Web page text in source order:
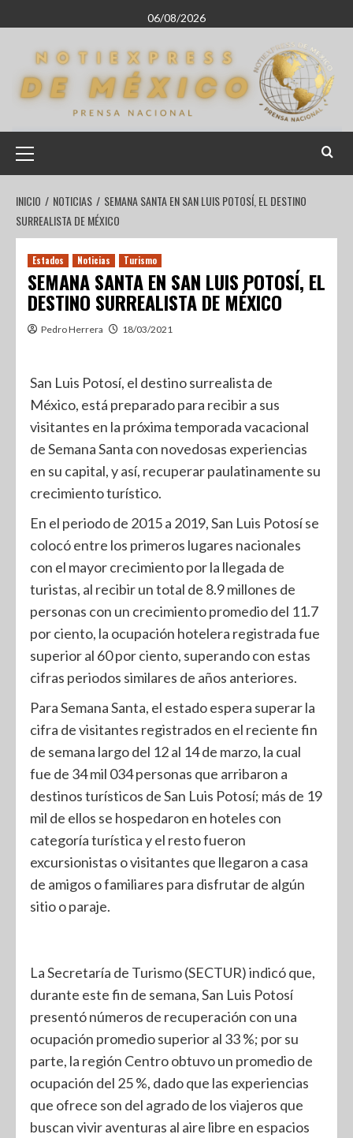
06/08/2026
INICIO NOTICIAS
SEMANA SANTA EN SAN LUIS POTOSÍ, EL DESTINO
SURREALISTA DE MÉXICO
Estados Noticias Turismo
SEMANA SANTA EN SAN LUIS POTOSÍ, EL
DESTINO SURREALISTA DE MÉXICO
Pedro Herrera 18/03/2021
San Luis Potosí, el destino surrealista de
México, está preparado para recibir a sus
visitantes en la próxima temporada vacacional
de Semana Santa con novedosas experiencias
en su capital, y así, recuperar paulatinamente su
crecimiento turístico.
En el periodo de 2015 a 2019, San Luis Potosí se
colocó entre los primeros lugares nacionales
con el mayor crecimiento por la llegada de
turistas, al recibir un total de 8.9 millones de
personas con un crecimiento promedio del 11.7
por ciento, la ocupación hotelera registrada fue
superior al 60 por ciento, superando con estas
cifras periodos similares de años anteriores.
Para Semana Santa, el estado espera superar la
cifra de visitantes registrados en el reciente fin
de semana largo del 12 al 14 de marzo, la cual
fue de 34 mil 034 personas que arribaron a
destinos turísticos de San Luis Potosí; más de 19
mil de ellos se hospedaron en hoteles con
categoría turística y el resto fueron
excursionistas o visitantes que llegaron a casa
de amigos o familiares para disfrutar de algún
sitio o paraje.
La Secretaría de Turismo (SECTUR) indicó que,
durante este fin de semana, San Luis Potosí
presentó números de recuperación con una
ocupación promedio superior al 33 %; por su
parte, la región Centro obtuvo un promedio de
ocupación del 25 %, dado que las experiencias
que ofrece son del agrado de los viajeros que
buscan vivir aventuras al aire libre en espacios